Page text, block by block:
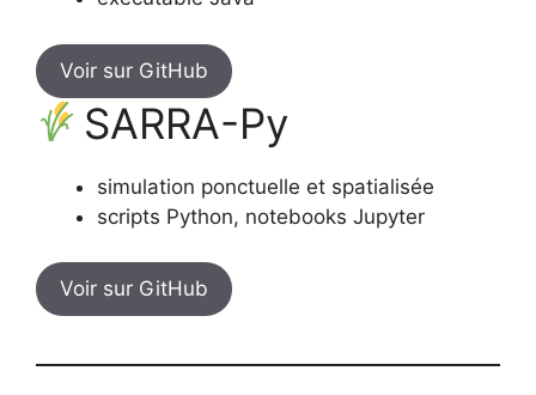
Voir sur GitHub
SARRA-Py
simulation ponctuelle et spatialisée
scripts Python, notebooks Jupyter
Voir sur GitHub